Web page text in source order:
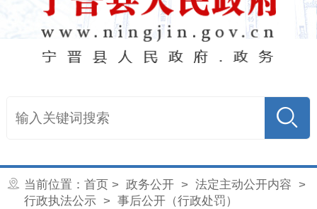
当前位置： 首页 > 政务公开> 法定主动公开内容 >
行政执法公示> 事后公开（行政处罚）